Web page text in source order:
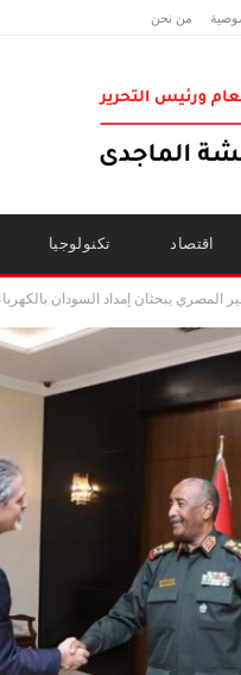
من نحن
اقتصاد تكنولوجيا
المصري يبحثان إمداد السودان